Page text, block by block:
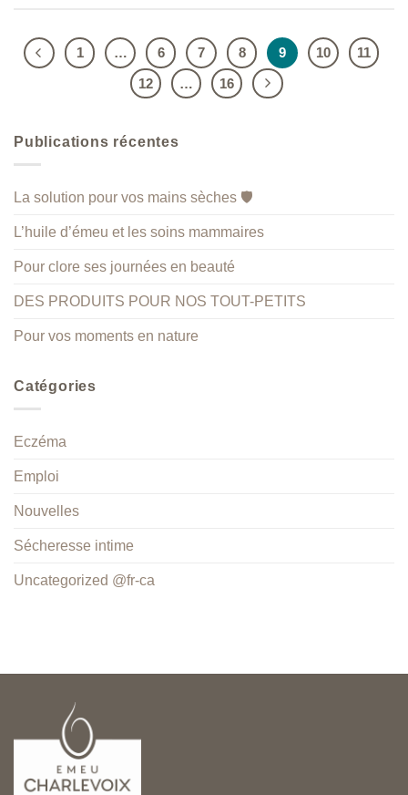
1 … 6 7 8 9 10
11
12
… 16
Publications récentes
La solution pour vos mains sèches 🛡️
L’huile d’émeu et les soins mammaires
Pour clore ses journées en beauté
DES PRODUITS POUR NOS TOUT-PETITS
Pour vos moments en nature
Catégories
Eczéma
Emploi
Nouvelles
Sécheresse intime
Uncategorized @fr-ca